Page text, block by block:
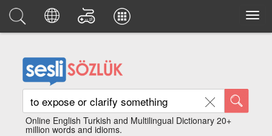
Online English Turkish and Multilingual Dictionary 20+
million words and idioms.